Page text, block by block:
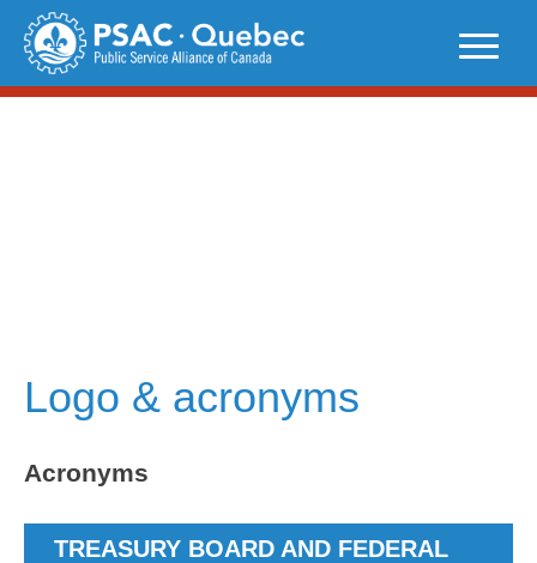
Skip
content
Logo & acronyms
Acronyms
TREASURY BOARD AND FEDERAL